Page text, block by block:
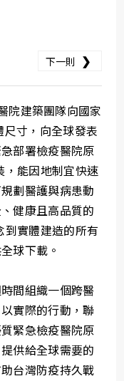
下一則 ❯
院建築團隊向國家
寸，向全球發表
部署檢疫醫院原
，能因地制宜快速
劃醫護與病患動
健康且高品質的
實體建造的所有
球下載。
間組織一個跨醫
實際的行動，聯
緊急檢疫醫院原
供給全球需要的
台灣防疫持久戰